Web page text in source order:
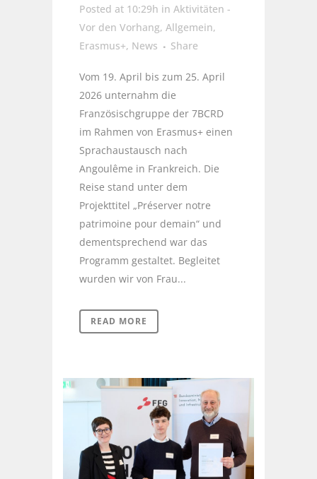
Posted at 10:29h in Aktivitäten -
Vor den Vorhang, Allgemein,
Erasmus+, News Share
Vom 19. April bis zum 25. April
2026 unternahm die
Französischgruppe der 7BCRD
im Rahmen von Erasmus+ einen
Sprachaustausch nach
Angoulême in Frankreich. Die
Reise stand unter dem
Projekttitel „Préserver notre
patrimoine pour demain“ und
dementsprechend war das
Programm gestaltet. Begleitet
wurden wir von Frau...
READ MORE